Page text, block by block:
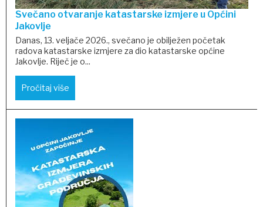
Svečano otvaranje katastarske izmjere u Općini
Jakovlje
Danas, 13. veljače 2026., svečano je obilježen početak
radova katastarske izmjere za dio katastarske općine
Jakovlje. Riječ je o...
Pročitaj više